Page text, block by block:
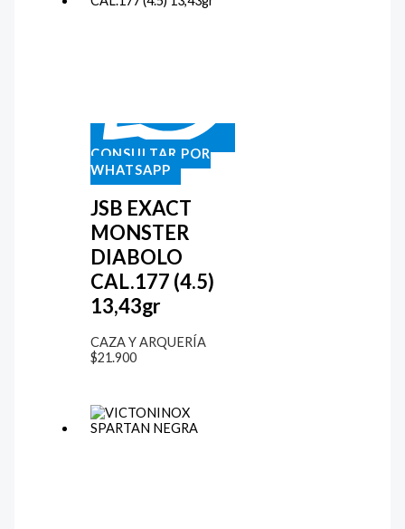
CONSULTAR POR
WHATSAPP
JSB EXACT
MONSTER
DIABOLO
CAL.177 (4.5)
13,43gr
CAZA Y ARQUERÍA
$21.900